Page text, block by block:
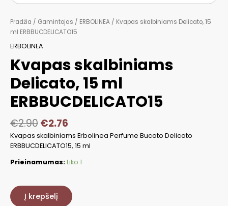
Pradžia / Gamintojas / ERBOLINEA / Kvapas skalbiniams Delicato, 15
ml ERBBUCDELICATO15
ERBOLINEA
Kvapas skalbiniams
Delicato, 15 ml
ERBBUCDELICATO15
€2.90€2.76
Kvapas skalbiniams Erbolinea Perfume Bucato Delicato
ERBBUCDELICATO15, 15 ml
Prieinamumas:Liko 1
kiekis:
Kvapas
Į krepšelį